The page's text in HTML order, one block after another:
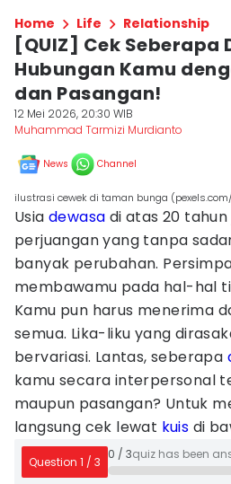
Home Life Relationship
[QUIZ] Cek Seberapa
Hubungan Kamu
dan Pasangan!
12 Mei 2026, 20:30 WIB
Muhammad Tarmizi Murdianto
News Channel
ilustrasi cewek di taman bunga
Usia dewasa di atas 20
perjuangan yang tanpa
banyak perubahan.
membawamu pada hal-hal
Kamu pun harus menerima
semua. Lika-liku yang
bervariasi. Lantas, seberapa
kamu secara interpersonal
maupun pasangan? Untuk
langsung cek lewat kuis di
Question 1 / 3
0 / 3quiz has been